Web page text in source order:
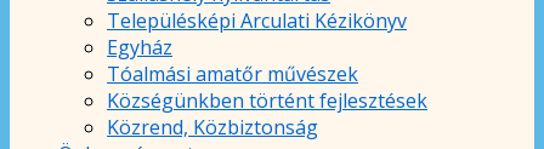
Településképi Arculati Kézikönyv
Egyház
Tóalmási amatőr művészek
Községünkben történt fejlesztések
Közrend, Közbiztonság